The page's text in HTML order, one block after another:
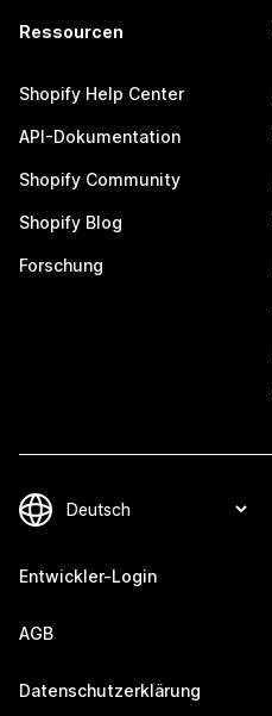
Ressourcen
Shopify Help Center
API-Dokumentation
Shopify Community
Shopify Blog
Forschung
Entwickler-Login
AGB
Datenschutzerklärung